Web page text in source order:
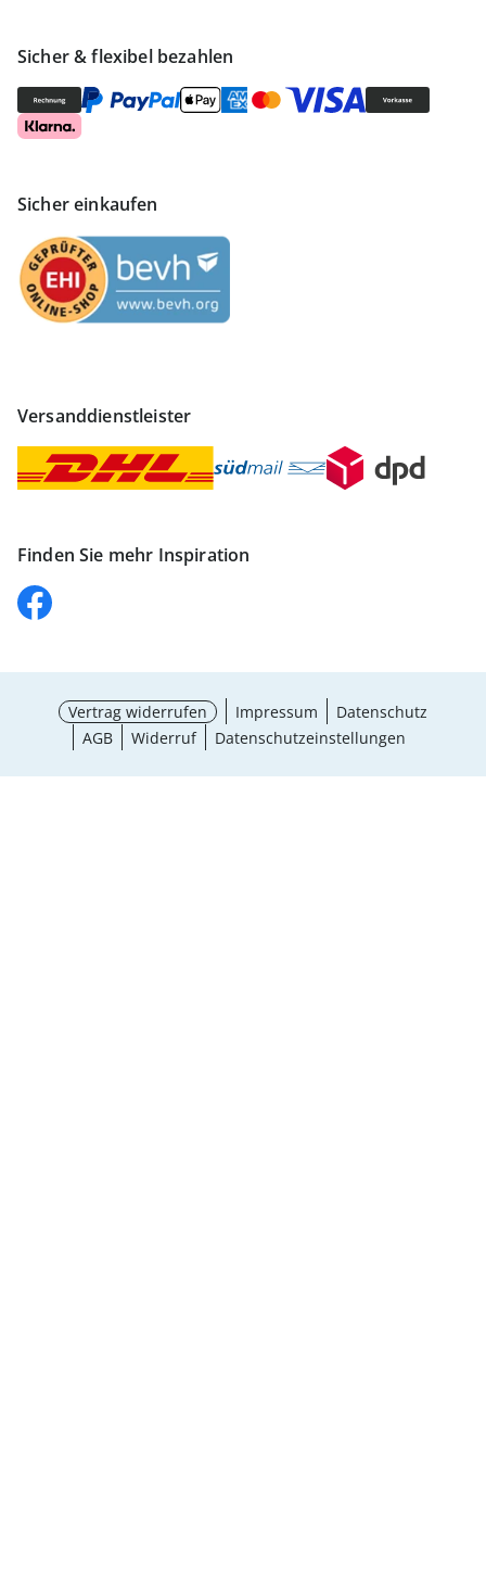
Sicher & flexibel bezahlen
Sicher einkaufen
Versanddienstleister
Finden Sie mehr Inspiration
Vertrag widerrufen Impressum
Datenschutz
AGB
Widerruf Datenschutzeinstellungen